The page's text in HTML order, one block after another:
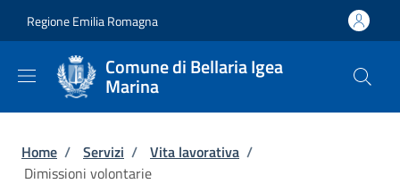
Regione Emilia Romagna
Comune di Bellaria Igea
Marina
Briciole di pane
Home / Servizi / Vita lavorativa /
Dimissioni volontarie